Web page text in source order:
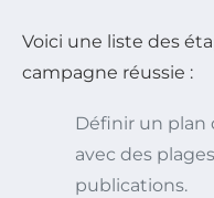
Voici une liste des
campagne réussie :
Définir un
avec des
publications.